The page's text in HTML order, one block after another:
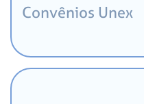
Convênios Unex